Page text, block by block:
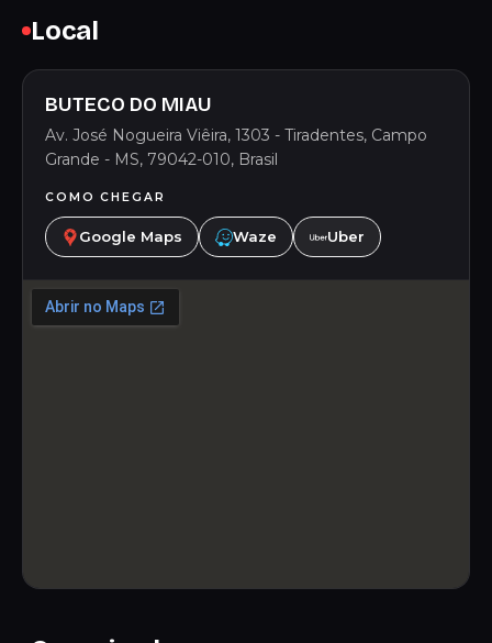
Local
BUTECO DO MIAU
Av. José Nogueira Viêira, 1303 - Tiradentes, Campo
Grande - MS, 79042-010, Brasil
COMO CHEGAR
Google Maps Waze Uber